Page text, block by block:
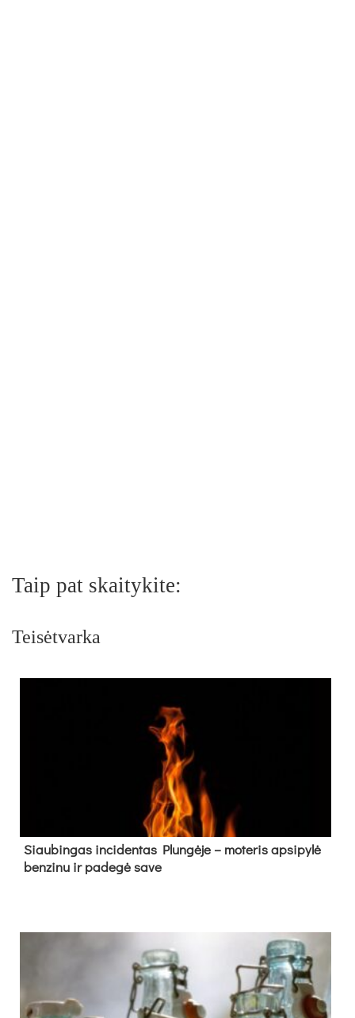
Taip pat skaitykite:
Teisėtvarka
Siau­bin­gas in­ci­den­tas Plun­gė­je – mo­te­ris ap­si­py­lė
ben­zi­nu ir pa­de­gė sa­ve